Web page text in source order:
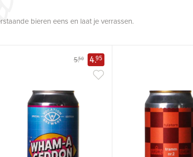
bieren eens en laat je verrassen.
5.50 4.95